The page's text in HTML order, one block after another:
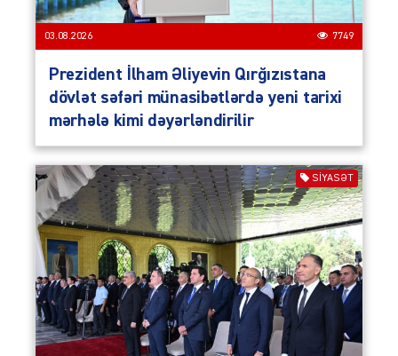
03.08.2026 7749
Prezident İlham Əliyevin Qırğızıstana
dövlət səfəri münasibətlərdə yeni tarixi
mərhələ kimi dəyərləndirilir
SIYASƏT